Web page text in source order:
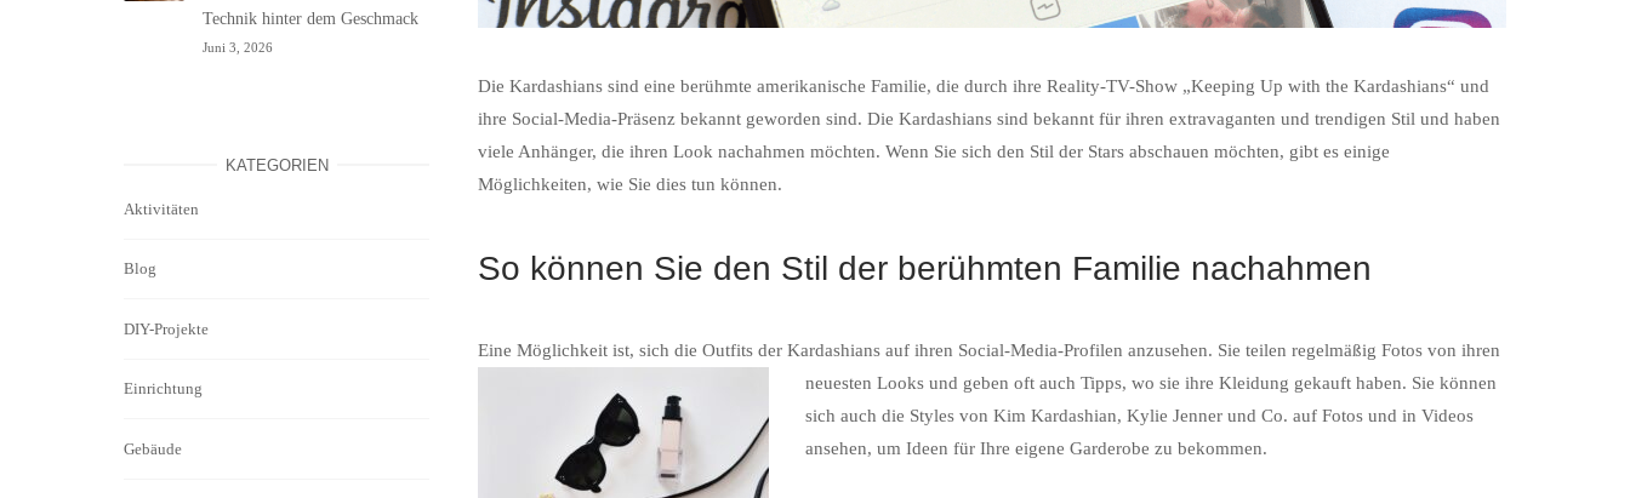
Die Kardashians sind eine berühmte amerikanische Familie, die durch ihre Reality-TV-Show „Keeping Up with the Kardashians“ und
ihre Social-Media-Präsenz bekannt geworden sind. Die Kardashians sind bekannt für ihren extravaganten und trendigen Stil und haben
viele Anhänger, die ihren Look nachahmen möchten. Wenn Sie sich den Stil der Stars abschauen möchten, gibt es einige
Möglichkeiten, wie Sie dies tun können.
So können Sie den Stil der berühmten Familie nachahmen
Eine Möglichkeit ist, sich die Outfits der Kardashians auf ihren Social-Media-Profilen anzusehen. Sie teilen regelmäßig Fotos von ihren
neuesten Looks und geben oft auch Tipps, wo sie ihre Kleidung gekauft haben. Sie können
sich auch die Styles von Kim Kardashian, Kylie Jenner und Co. auf Fotos und in Videos
ansehen, um Ideen für Ihre eigene Garderobe zu bekommen.
Technik hinter dem Geschmack
Juni 3, 2026
KATEGORIEN
Aktivitäten
Blog
DIY-Projekte
Einrichtung
Gebäude